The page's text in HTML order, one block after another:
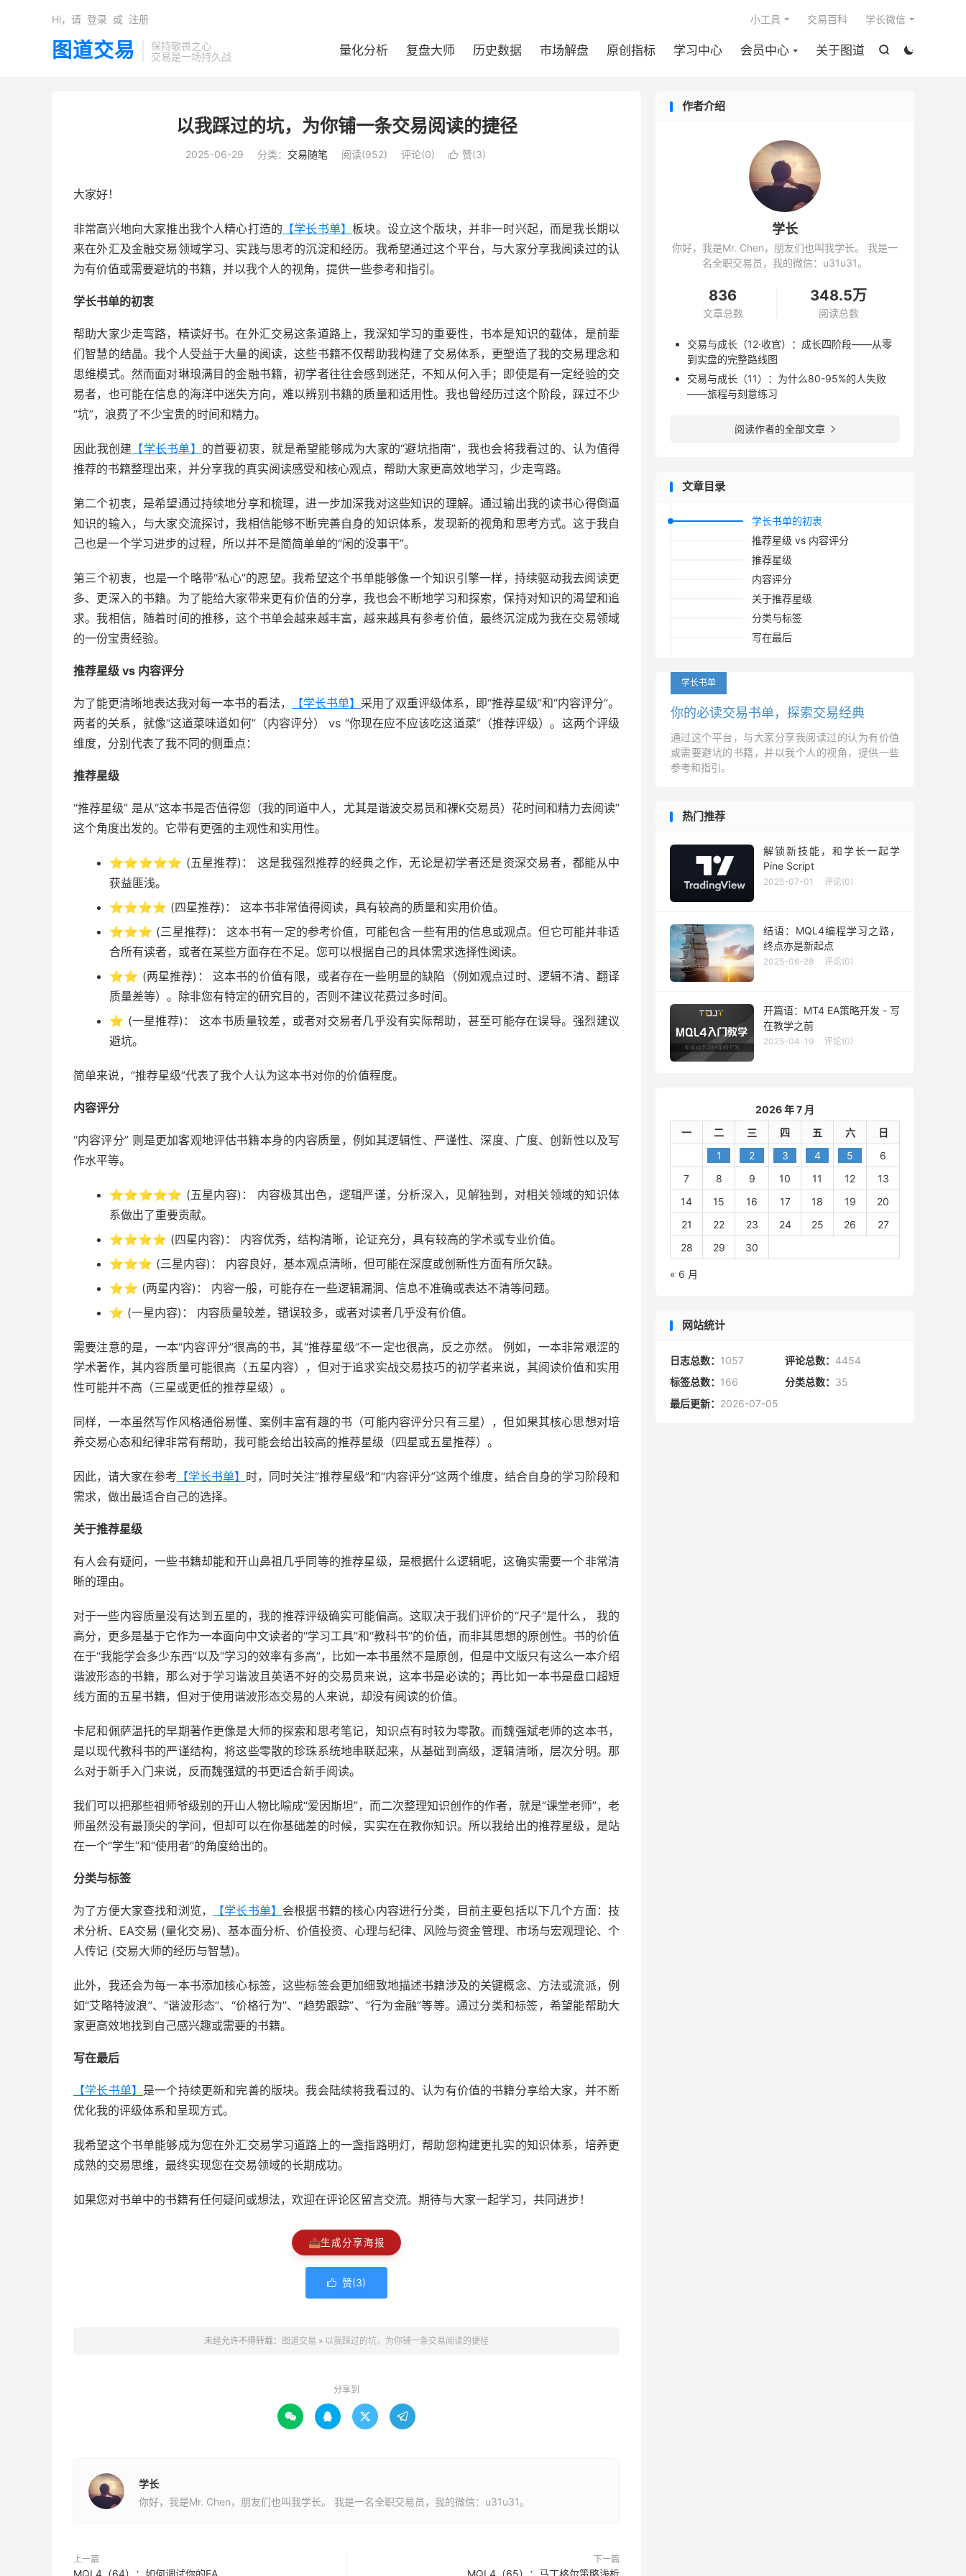
图道交易
保持敬畏之心
交易是一场持久战


量化分析 复盘大师 历史数据 市场解盘 原创指标 学习中心 会员中心 关于图道
小工具 交易百科 学长微信
Hi，请 登录 或 注册
以我踩过的坑，为你铺一条交易阅读的捷径
2025-06-29 分类： 交易随笔 阅读(952) 评论(0)  赞(3)
大家好！
非常高兴地向大家推出我个人精心打造的 【学长书单】板块。设立这个版块，并非一时兴起，而是我长期以
来在外汇及金融交易领域学习、实践与思考的沉淀和经历。我希望通过这个平台，与大家分享我阅读过的认
为有价值或需要避坑的书籍，并以我个人的视角，提供一些参考和指引。
学长书单的初衷
帮助大家少走弯路，精读好书。在外汇交易这条道路上，我深知学习的重要性，书本是知识的载体，是前辈
们智慧的结晶。我个人受益于大量的阅读，这些书籍不仅帮助我构建了交易体系，更塑造了我的交易理念和
思维模式。然而面对琳琅满目的金融书籍，初学者往往会感到迷茫，不知从何入手；即使是有一定经验的交
易者，也可能在信息的海洋中迷失方向，难以辨别书籍的质量和适用性。我也曾经历过这个阶段，踩过不少
“坑”，浪费了不少宝贵的时间和精力。
因此我创建 【学长书单】 的首要初衷，就是希望能够成为大家的“避坑指南”，我也会将我看过的、认为值得
推荐的书籍整理出来，并分享我的真实阅读感受和核心观点，帮助大家更高效地学习，少走弯路。
第二个初衷，是希望通过持续地分享和梳理，进一步加深我对这些知识的理解。通过输出我的读书心得倒逼
知识的输入，与大家交流探讨，我相信能够不断完善自身的知识体系，发现新的视角和思考方式。这于我自
己也是一个学习进步的过程，所以并不是简简单单的“闲的没事干”。
第三个初衷，也是一个略带“私心”的愿望。我希望这个书单能够像一个知识引擎一样，持续驱动我去阅读更
多、更深入的书籍。为了能给大家带来更有价值的分享，我也会不断地学习和探索，保持对知识的渴望和追
求。我相信，随着时间的推移，这个书单会越来越丰富，越来越具有参考价值，最终沉淀成为我在交易领域
的一份宝贵经验。
推荐星级 vs 内容评分
为了能更清晰地表达我对每一本书的看法， 【学长书单】 采用了双重评级体系，即“推荐星级”和“内容评分”。
两者的关系，就像“这道菜味道如何”（内容评分） vs “你现在应不应该吃这道菜”（推荐评级）。这两个评级
维度，分别代表了我不同的侧重点：
推荐星级
“推荐星级” 是从“这本书是否值得您（我的同道中人，尤其是谐波交易员和裸K交易员）花时间和精力去阅读”
这个角度出发的。它带有更强的主观性和实用性。
⭐⭐⭐⭐⭐ (五星推荐)： 这是我强烈推荐的经典之作，无论是初学者还是资深交易者，都能从中
获益匪浅。
⭐⭐⭐⭐ (四星推荐)： 这本书非常值得阅读，具有较高的质量和实用价值。
⭐⭐⭐ (三星推荐)： 这本书有一定的参考价值，可能包含一些有用的信息或观点。但它可能并非适
合所有读者，或者在某些方面存在不足。您可以根据自己的具体需求选择性阅读。
⭐⭐ (两星推荐)： 这本书的价值有限，或者存在一些明显的缺陷（例如观点过时、逻辑不清、翻译
质量差等）。除非您有特定的研究目的，否则不建议花费过多时间。
⭐ (一星推荐)： 这本书质量较差，或者对交易者几乎没有实际帮助，甚至可能存在误导。强烈建议
避坑。
简单来说，“推荐星级”代表了我个人认为这本书对你的价值程度。
内容评分
“内容评分” 则是更加客观地评估书籍本身的内容质量，例如其逻辑性、严谨性、深度、广度、创新性以及写
作水平等。
⭐⭐⭐⭐⭐ (五星内容)： 内容极其出色，逻辑严谨，分析深入，见解独到，对相关领域的知识体
系做出了重要贡献。
⭐⭐⭐⭐ (四星内容)： 内容优秀，结构清晰，论证充分，具有较高的学术或专业价值。
⭐⭐⭐ (三星内容)： 内容良好，基本观点清晰，但可能在深度或创新性方面有所欠缺。
⭐⭐ (两星内容)： 内容一般，可能存在一些逻辑漏洞、信息不准确或表达不清等问题。
⭐ (一星内容)： 内容质量较差，错误较多，或者对读者几乎没有价值。
需要注意的是，一本“内容评分”很高的书，其“推荐星级”不一定也很高，反之亦然。 例如，一本非常艰涩的
学术著作，其内容质量可能很高（五星内容），但对于追求实战交易技巧的初学者来说，其阅读价值和实用
性可能并不高（三星或更低的推荐星级）。
同样，一本虽然写作风格通俗易懂、案例丰富有趣的书（可能内容评分只有三星），但如果其核心思想对培
养交易心态和纪律非常有帮助，我可能会给出较高的推荐星级（四星或五星推荐）。
因此，请大家在参考 【学长书单】 时，同时关注“推荐星级”和“内容评分”这两个维度，结合自身的学习阶段和
需求，做出最适合自己的选择。
关于推荐星级
有人会有疑问，一些书籍却能和开山鼻祖几乎同等的推荐星级，是根据什么逻辑呢，这确实需要一个非常清
晰的理由。
对于一些内容质量没有达到五星的，我的推荐评级确实可能偏高。这取决于我们评价的“尺子”是什么， 我的
高分，更多是基于它作为一本面向中文读者的“学习工具”和“教科书”的价值，而非其思想的原创性。书的价值
在于“我能学会多少东西”以及“学习的效率有多高”，比如一本书虽然不是原创，但是中文版只有这么一本介绍
谐波形态的书籍，那么对于学习谐波且英语不好的交易员来说，这本书是必读的；再比如一本书是盘口超短
线方面的五星书籍，但对于使用谐波形态交易的人来说，却没有阅读的价值。
卡尼和佩萨温托的早期著作更像是大师的探索和思考笔记，知识点有时较为零散。而魏强斌老师的这本书，
是以现代教科书的严谨结构，将这些零散的珍珠系统地串联起来，从基础到高级，逻辑清晰，层次分明。那
么对于新手入门来说，反而魏强斌的书更适合新手阅读。
我们可以把那些祖师爷级别的开山人物比喻成“爱因斯坦”，而二次整理知识创作的作者，就是”课堂老师”，老
师虽然没有最顶尖的学问，但却可以在你基础差的时候，实实在在教你知识。所以我给出的推荐星级，是站
在一个“学生”和“使用者”的角度给出的。
分类与标签
为了方便大家查找和浏览， 【学长书单】 会根据书籍的核心内容进行分类，目前主要包括以下几个方面：技
术分析、EA交易 (量化交易)、基本面分析、价值投资、心理与纪律、风险与资金管理、市场与宏观理论、个
人传记 (交易大师的经历与智慧)。
此外，我还会为每一本书添加核心标签，这些标签会更加细致地描述书籍涉及的关键概念、方法或流派，例
如“艾略特波浪”、“谐波形态”、“价格行为”、“趋势跟踪”、“行为金融”等等。通过分类和标签，希望能帮助大
家更高效地找到自己感兴趣或需要的书籍。
写在最后
【学长书单】 是一个持续更新和完善的版块。我会陆续将我看过的、认为有价值的书籍分享给大家，并不断
优化我的评级体系和呈现方式。
我希望这个书单能够成为您在外汇交易学习道路上的一盏指路明灯，帮助您构建更扎实的知识体系，培养更
成熟的交易思维，最终实现您在交易领域的长期成功。
如果您对书单中的书籍有任何疑问或想法，欢迎在评论区留言交流。期待与大家一起学习，共同进步！
📤生成分享海报
 赞(3)
未经允许不得转载： 图道交易 » 以我踩过的坑，为你铺一条交易阅读的捷径
分享到
   
学长
你好，我是Mr. Chen，朋友们也叫我学长。 我是一名全职交易员，我的微信：u31u31。
上一篇
MQL4（64）：如何调试你的EA
下一篇
MQL4（65）：马丁格尔策略浅析
作者介绍
学长
你好，我是Mr. Chen，朋友们也叫我学长。 我是一
名全职交易员，我的微信：u31u31。
836
文章总数
348.5万
阅读总数
交易与成长（12·收官）：成长四阶段——从零
到实盘的完整路线图
交易与成长（11）：为什么80-95%的人失败
——旅程与刻意练习
阅读作者的全部文章 
文章目录
学长书单的初衷
推荐星级 vs 内容评分
推荐星级
内容评分
关于推荐星级
分类与标签
写在最后
学长书单
你的必读交易书单，探索交易经典
通过这个平台，与大家分享我阅读过的认为有价值
或需要避坑的书籍，并以我个人的视角，提供一些
参考和指引。
热门推荐
解锁新技能，和学长一起学
Pine Script
2025-07-01 评论(0)
结语：MQL4编程学习之路，
终点亦是新起点
2025-06-28 评论(0)
开篇语：MT4 EA策略开发 - 写
在教学之前
2025-04-19 评论(0)
2026 年 7 月
一
二 三 四 五 六
日
1
2 3 4 5
6
7
8 9 10 11 12
13
14
15 16 17 18 19
20
21
22 23 24 25 26
27
28
29 30
« 6 月
网站统计
日志总数： 1057 评论总数： 4454
标签总数： 166 分类总数： 35
最后更新： 2026-07-05